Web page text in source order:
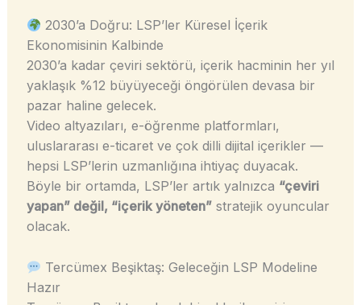
2030’a Doğru: LSP’ler Küresel İçerik
Ekonomisinin Kalbinde
2030’a kadar çeviri sektörü, içerik hacminin her yıl
yaklaşık %12 büyüyeceği öngörülen devasa bir
pazar haline gelecek.
Video altyazıları, e-öğrenme platformları,
uluslararası e-ticaret ve çok dilli dijital içerikler —
hepsi LSP’lerin uzmanlığına ihtiyaç duyacak.
Böyle bir ortamda, LSP’ler artık yalnızca “çeviri
yapan” değil, “içerik yöneten”stratejik oyuncular
olacak.
Tercümex Beşiktaş: Geleceğin LSP Modeline
Hazır